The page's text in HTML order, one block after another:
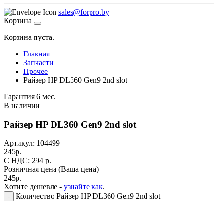
sales@forpro.by
Корзина
Корзина пуста.
Главная
Запчасти
Прочее
Райзер HP DL360 Gen9 2nd slot
Гарантия 6 мес.
В наличии
Райзер HP DL360 Gen9 2nd slot
Артикул: 104499
245р.
C НДС: 294 р.
Розничная цена (Ваша цена)
245р.
Хотите дешевле - узнайте как.
- Количество Райзер HP DL360 Gen9 2nd slot